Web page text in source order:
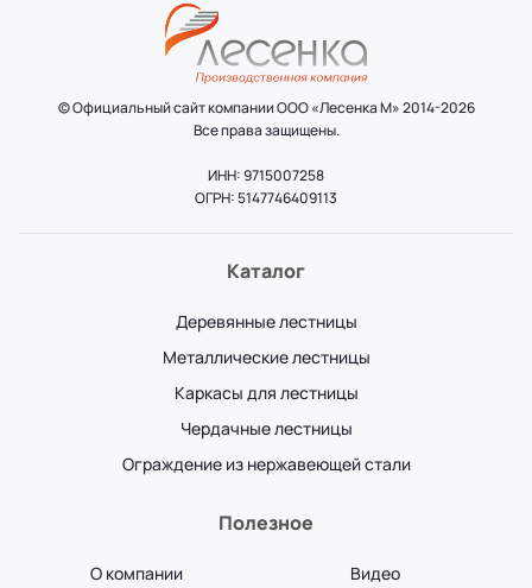
© Официальный сайт компании ООО «Лесенка М» 2014-2026
Все права защищены.
ИНН: 9715007258
ОГРН: 5147746409113
Каталог
Деревянные лестницы
Металлические лестницы
Каркасы для лестницы
Чердачные лестницы
Ограждение из нержавеющей стали
Полезное
О компании Видео